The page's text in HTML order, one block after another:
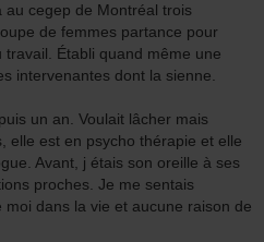
au cegep de Montréal trois
de femmes partance pour
Établi quand même une
intervenantes dont la sienne.
un an. Voulait lâcher mais
elle est en psycho thérapie et elle
Avant, j étais son oreille à ses
proches. Je me sentais
dans la vie et aucune raison de